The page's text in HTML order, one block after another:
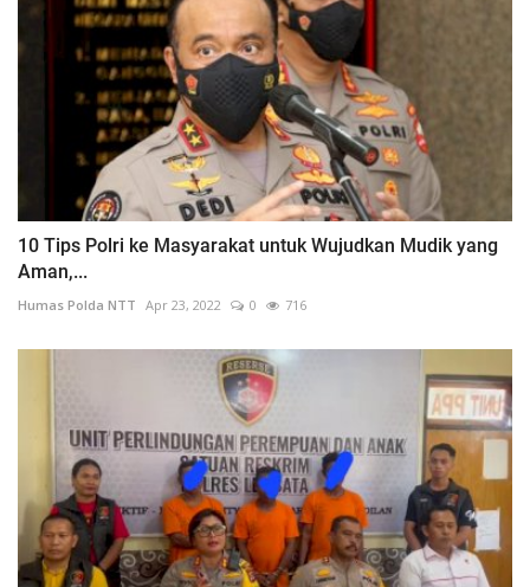
10 Tips Polri ke Masyarakat untuk Wujudkan Mudik yang
Aman,...
Humas Polda NTT Apr 23, 2022 0 716